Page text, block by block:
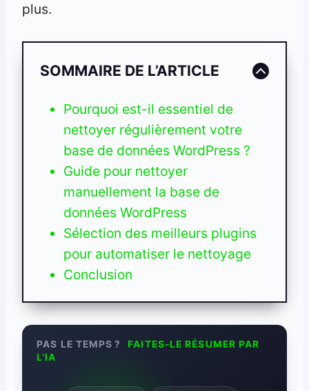
plus.
SOMMAIRE DE L’ARTICLE
Pourquoi est-il essentiel de
nettoyer régulièrement votre
base de données WordPress ?
Guide pour nettoyer
manuellement la base de
données WordPress
Sélection des meilleurs plugins
pour automatiser le nettoyage
Conclusion
PAS LE TEMPS ?
FAITES-LE RÉSUMER PAR
L’IA